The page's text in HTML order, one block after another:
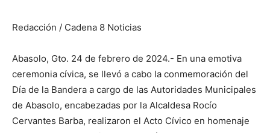
Redacción / Cadena 8 Noticias
Abasolo, Gto. 24 de febrero de 2024.- En una emotiva
ceremonia cívica, se llevó a cabo la conmemoración del
Día de la Bandera a cargo de las Autoridades Municipales
de Abasolo, encabezadas por la Alcaldesa Rocío
Cervantes Barba, realizaron el Acto Cívico en homenaje